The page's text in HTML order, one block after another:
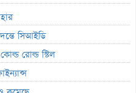
পানির বোতল
দাম
সিআইডি
রোল্ড স্টিল